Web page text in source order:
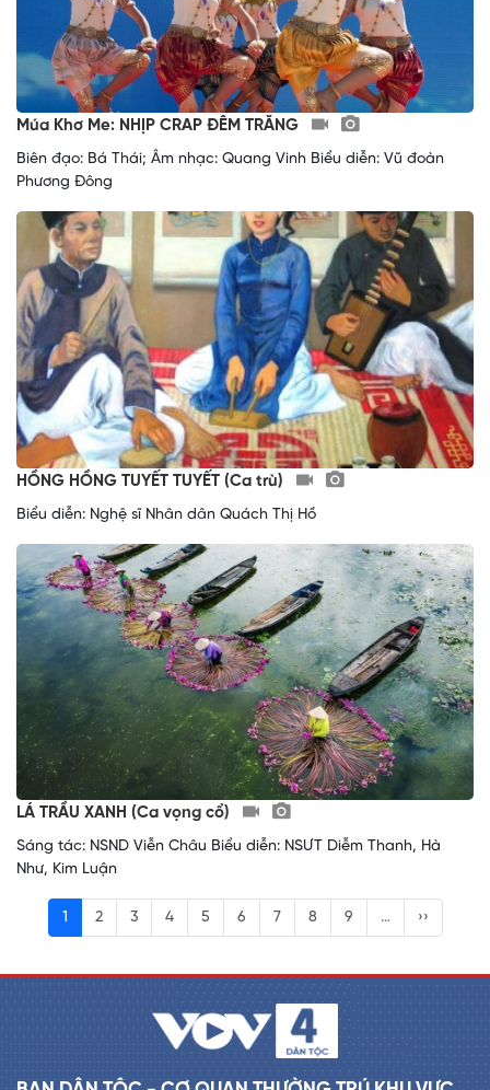
Múa Khơ Me: NHỊP CRAP ĐÊM TRĂNG
Biên đạo: Bá Thái; Âm nhạc: Quang Vinh Biểu diễn: Vũ đoàn
Phương Đông
HỒNG HỒNG TUYẾT TUYẾT (Ca trù)
Biểu diễn: Nghệ sĩ Nhân dân Quách Thị Hồ
LÁ TRẦU XANH (Ca vọng cổ)
Sáng tác: NSND Viễn Châu Biểu diễn: NSƯT Diễm Thanh, Hà
Như, Kim Luận
1 2 3 4 5 6 7 8 9 … ››